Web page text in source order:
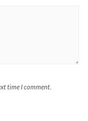
time I comment.